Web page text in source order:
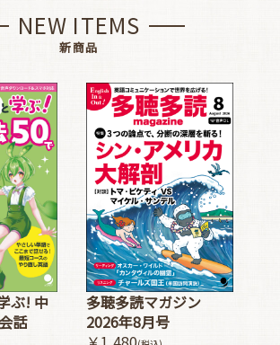
NEW ITEMS
新商品
ぶ! 中
話
多聴多読マガジン
2026年8月号